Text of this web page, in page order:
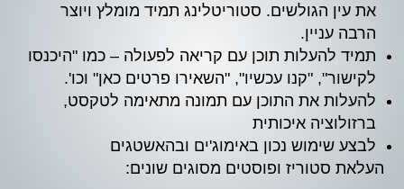
את עין הגולשים. סטוריטלינג תמיד מומלץ ויוצר
הרבה עניין.
תמיד להעלות תוכן עם קריאה לפעולה – כמו "היכנסו
לקישור", "קנו עכשיו", "השאירו פרטים כאן" וכו'.
להעלות את התוכן עם תמונה מתאימה לטקסט,
ברזולוציה איכותית
לבצע שימוש נכון באימוג'ים ובהאשטגים
העלאת סטוריז ופוסטים מסוגים שונים: